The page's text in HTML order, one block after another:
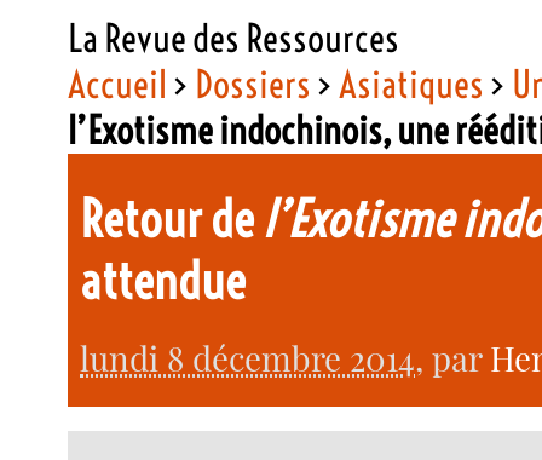
La Revue des Ressources
Accueil > Dossiers >Asiatiques >
l’Exotisme indochinois, une
Retour del’Exotisme
attendue
lundi 8 décembre 2014, par